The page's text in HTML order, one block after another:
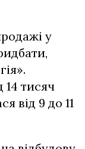
у
14 тисяч
від 9 до 11